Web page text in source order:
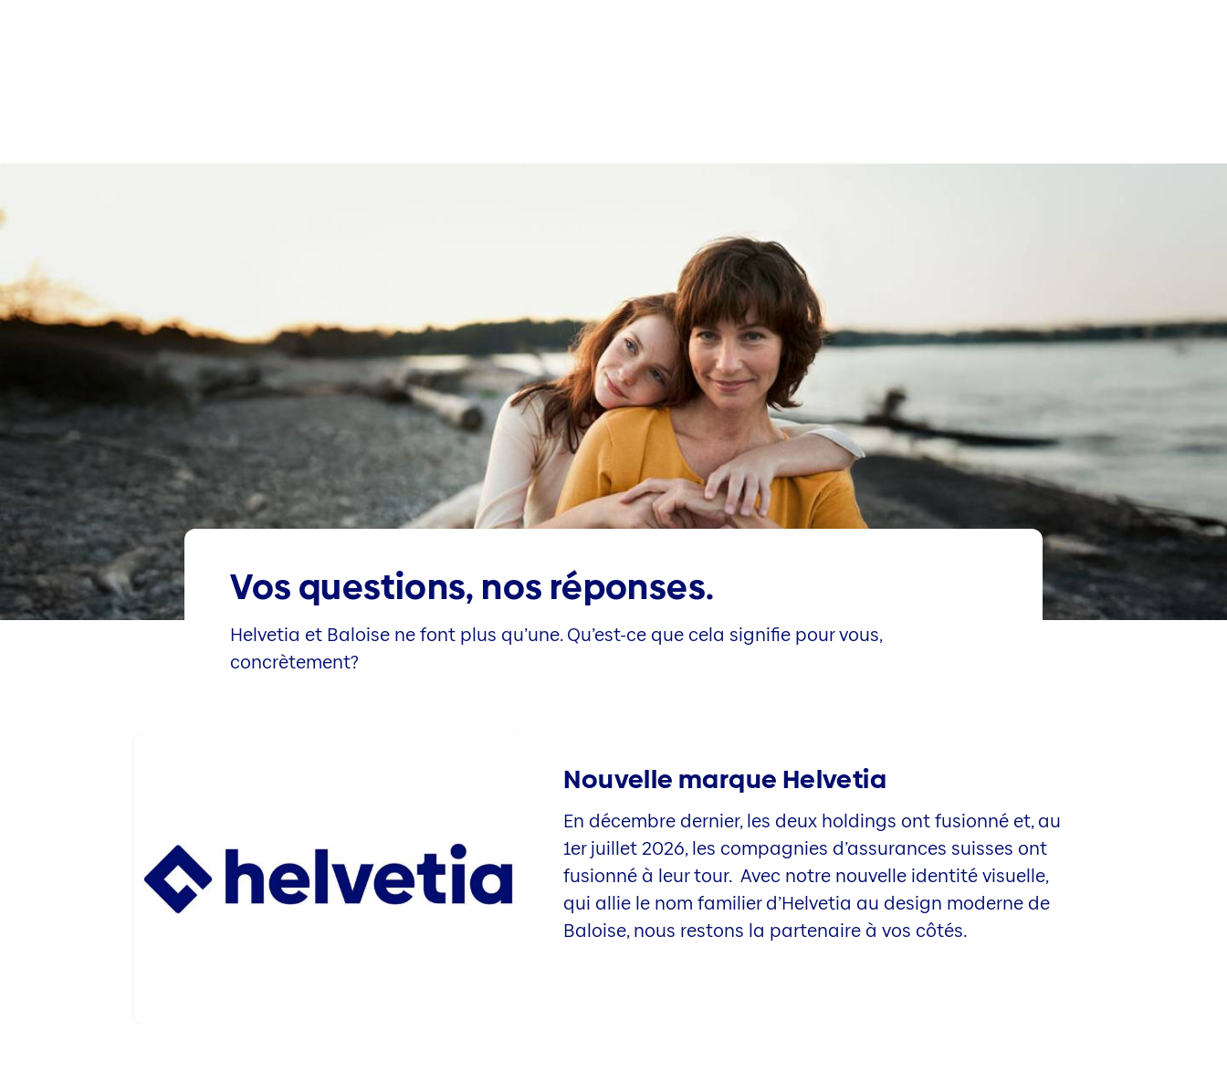
Vos questions, nos réponses.
Helvetia et Baloise ne font plus qu’une. Qu’est-ce que cela signifie pour vous,
concrètement?
Nouvelle marque Helvetia
En décembre dernier, les deux holdings ont fusionné et, au
1er juillet 2026, les compagnies d’assurances suisses ont
fusionné à leur tour. Avec notre nouvelle identité visuelle,
qui allie le nom familier d’Helvetia au design moderne de
Baloise, nous restons la partenaire à vos côtés.